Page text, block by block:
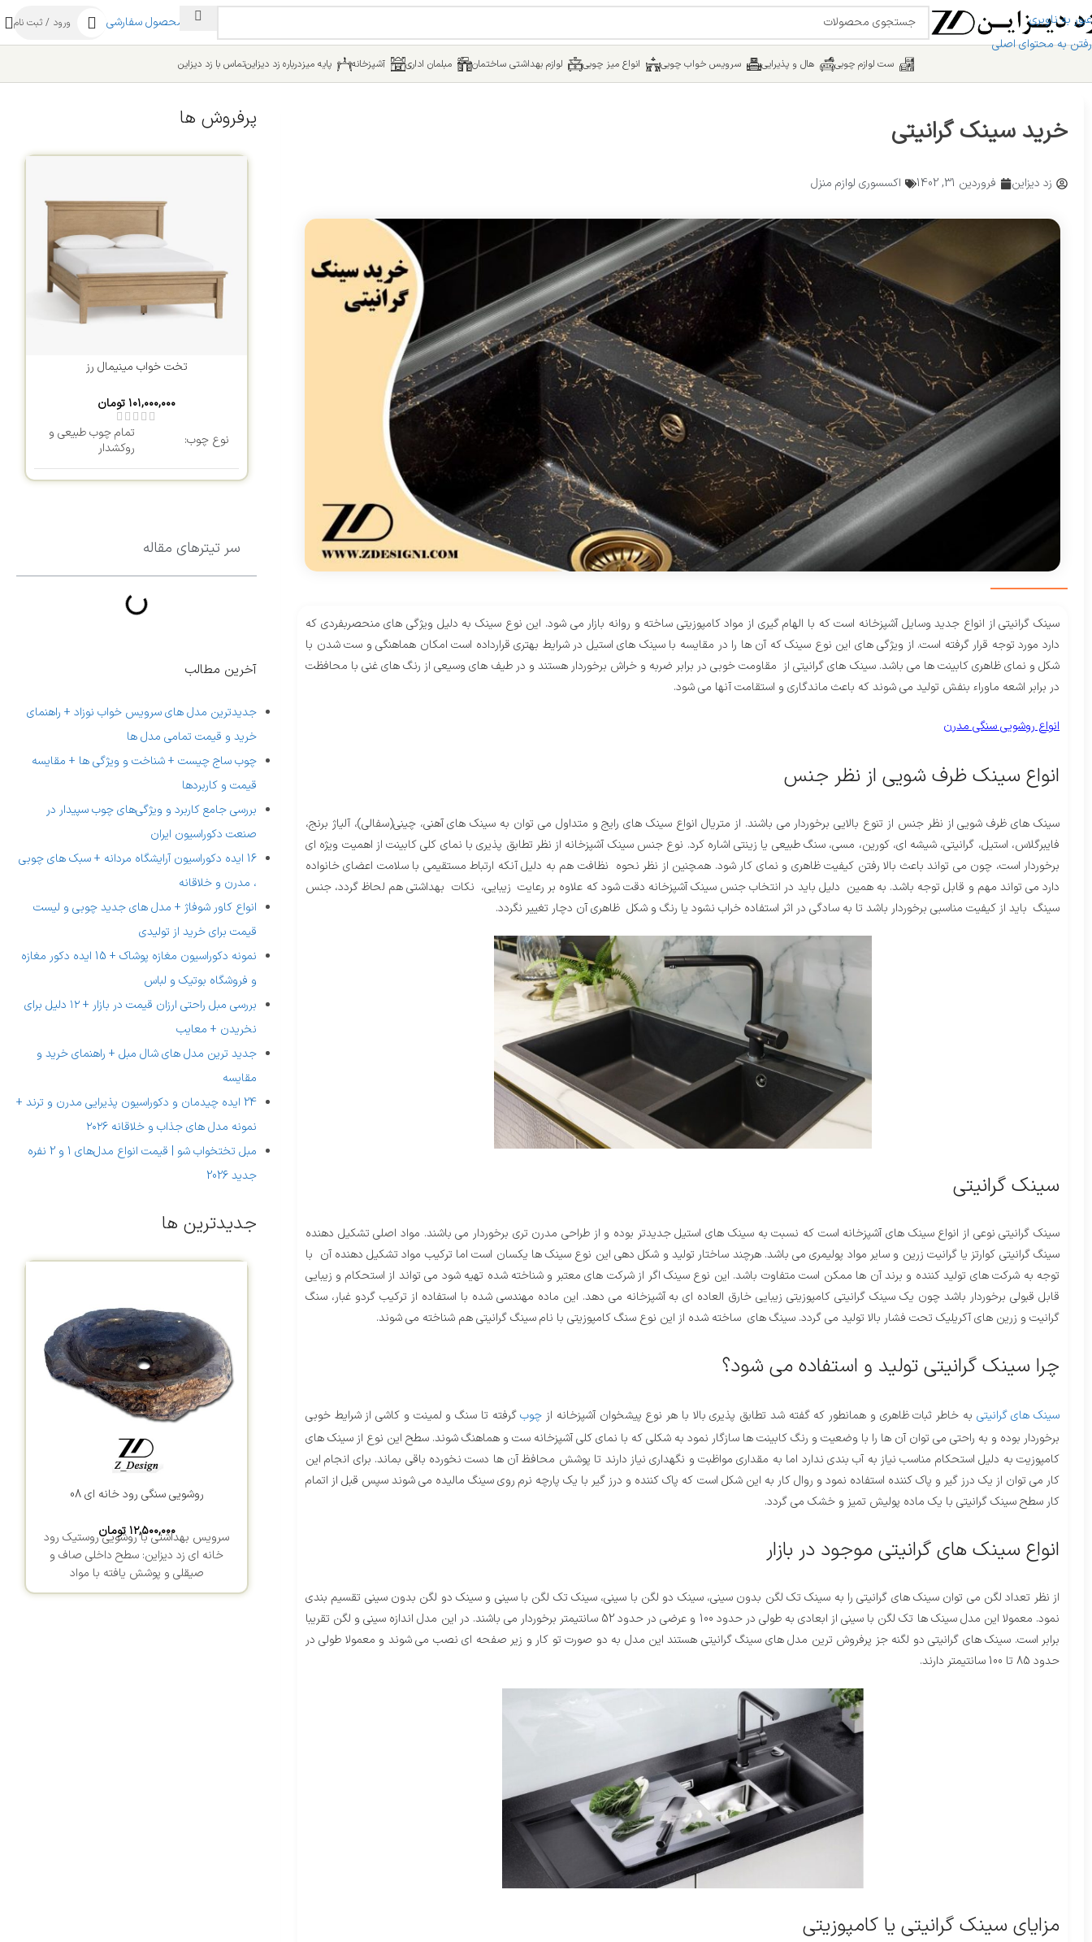
عبور به ناوبری
رفتن به محتوای اصلی
ساخت محصول سفارشی ورود / ثبت نام
ست لوازم چوبی هال و پذیرایی سرویس خواب چوبی انواع میز چوبی لوازم بهداشتی ساختمان مبلمان اداری آشپزخانه پایه میزدرباره زد دیزاینتماس با زد دیزاین
خرید سینک گرانیتی
زد دیزاین فروردین 31, 1402 اکسسوری لوازم منزل
سینک گرانیتی از انواع جدید وسایل آشپزخانه است که با الهام گیری از مواد کامپوزیتی ساخته و روانه بازار می شود. این نوع سینک به دلیل ویژگی های منحصربفردی که
دارد مورد توجه قرار گرفته است. از ویژگی های این نوع سینک که آن ها را در مقایسه با سینک های استیل در شرایط بهتری قرارداده است امکان هماهنگی و ست شدن با
شکل و نمای ظاهری کابینت ها می باشد. سینک های گرانیتی از مقاومت خوبی در برابر ضربه و خراش برخوردار هستند و در طیف های وسیعی از رنگ های غنی با محافظت
در برابر اشعه ماوراء بنفش تولید می شوند که باعث ماندگاری و استقامت آنها می شود.
انواع روشویی سنگی مدرن
انواع سینک ظرف شویی از نظر جنس
سینک های ظرف شویی از نظر جنس از تنوع بالایی برخوردار می باشند. از متریال انواع سینک های رایج و متداول می توان به سینک های آهنی، چینی(سفالی)، آلیاژ برنج،
فایبرگلاس، استیل، گرانیتی، شیشه ای، کورین، مسی، سنگ طبیعی یا زینتی اشاره کرد. نوع جنس سینک آشپزخانه از نظر تطابق پذیری با نمای کلی کابینت از اهمیت ویژه ای
برخوردار است، چون می تواند باعث بالا رفتن کیفیت ظاهری و نمای کار شود. همچنین از نظر نحوه نظافت هم به دلیل آنکه ارتباط مستقیمی با سلامت اعضای خانواده
دارد می تواند مهم و قابل توجه باشد.‌ به همین دلیل باید در انتخاب جنس سینک آشپزخانه دقت شود که علاوه بر رعایت زیبایی، نکات بهداشتی هم لحاظ گردد، جنس
سینگ باید از کیفیت مناسبی برخوردار باشد تا به سادگی در اثر استفاده خراب نشود یا رنگ و شکل ظاهری آن دچار تغییر نگردد.
سینک گرانیتی
سینک گرانیتی نوعی از انواع سینک های آشپزخانه است که نسبت به سینک های استیل جدیدتر بوده و از طراحی مدرن تری برخوردار می باشند. مواد اصلی تشکیل دهنده
سینگ گرانیتی کوارتز یا گرانیت زرین و سایر مواد پولیمری می باشد. هرچند ساختار تولید و شکل دهی این نوع سینک ها یکسان است اما ترکیب مواد تشکیل دهنده آن با
توجه به شرکت های تولید کننده و برند آن ها ممکن است متفاوت باشد. این نوع سینک اگر از شرکت های معتبر و شناخته شده تهیه شود می تواند از استحکام و زیبایی
قابل قبولی برخوردار باشد چون یک سینک گرانیتی کامپوزیتی زیبایی خارق العاده ای به آشپزخانه می دهد. این ماده مهندسی شده با استفاده از ترکیب گردو غبار، سنگ
گرانیت و زرین های آکریلیک تحت فشار بالا تولید می گردد. سینگ های ساخته شده از این نوع سنگ کامپوزیتی با نام سینگ گرانیتی هم شناخته می شوند.
چرا سینک گرانیتی تولید و استفاده می شود؟
سینک های گرانیتی به خاطر ثبات ظاهری و همانطور که گفته شد تطابق پذیری بالا با هر نوع پیشخوان آشپزخانه از چوبگرفته تا سنگ و لمینت و کاشی از شرایط خوبی
برخوردار بوده و به راحتی می توان آن ها را با وضعیت و رنگ کابینت ها سازگار نمود به شکلی که با نمای کلی آشپزخانه ست و هماهنگ‌ شوند. سطح این نوع از سینک های
کامپوزیت به دلیل استحکام مناسب نیاز به آب بندی ندارد اما به مقداری مواظبت و نگهداری نیاز دارند تا پوشش محافظ آن ها دست نخورده باقی بماند. برای انجام این
کار می توان از یک درز گیر و پاک کننده استفاده نمود و روال کار به این شکل است که پاک کننده و درز گیر با یک پارچه نرم روی سینگ مالیده می شوند سپس قبل از اتمام
کار سطح سینک گرانیتی با یک ماده پولیش تمیز و خشک می گردد.
انواع سینک های گرانیتی موجود در بازار
از نظر تعداد لگن می توان سینک های گرانیتی را به سینک تک لگن بدون سینی، سینک دو لگن با سینی، سینک تک لگن با سینی و سینک دو لگن بدون سینی تقسیم بندی
نمود. معمولا این مدل سینک ها تک لگن با سینی از ابعادی به طولی در حدود 100 و عرضی در حدود 52 سانتیمتر برخوردار می باشند. در این مدل اندازه سینی و لگن تقریبا
برابر است. سینک های گرانیتی دو لگنه جز پرفروش ترین مدل های سینگ گرانیتی هستند این مدل به دو صورت تو کار و زیر صفحه ای نصب می شوند و معمولا طولی در
حدود 85 تا 100 سانتیمتر دارند.
مزایای سینک گرانیتی یا کامپوزیتی
پرفروش ها
تخت خواب مینیمال رز
۱۰۱,۰۰۰,۰۰۰ تومان
نوع چوب:
تمام چوب طبیعی و
روکشدار
180 سانتی متر
سر تیترهای مقاله
آخرین مطالب
جدیدترین مدل های سرویس خواب نوزاد + راهنمای
خرید و قیمت تمامی مدل ها
چوب ساج چیست + شناخت و ویژگی ها + مقایسه
قیمت و کاربردها
بررسی جامع کاربرد و ویژگی‌های چوب سپیدار در
صنعت دکوراسیون ایران
16 ایده دکوراسیون آرایشگاه مردانه + سبک های چوبی
، مدرن و خلاقانه
انواع کاور شوفاژ + مدل های جدید چوبی و لیست
قیمت برای خرید از تولیدی
نمونه دکوراسیون مغازه پوشاک + 15 ایده دکور مغازه
و فروشگاه بوتیک و لباس
بررسی مبل راحتی ارزان قیمت در بازار + ۱۲ دلیل برای
نخریدن + معایب
جدید ترین مدل های شال مبل + راهنمای خرید و
مقایسه
24 ایده چیدمان و دکوراسیون پذیرایی مدرن و ترند +
نمونه مدل های جذاب و خلاقانه ۲۰۲۶
مبل تختخواب شو | قیمت انواع مدل‌های 1 و 2 نفره
جدید 2026
جدیدترین ها
روشویی سنگی رود خانه ای 08
۱۲,۵۰۰,۰۰۰ تومان
سرویس بهداشتی با روشویی روستیک رود
خانه ای زد دیزاین: سطح داخلی صاف و
صیقلی و پوشش یافته با مواد